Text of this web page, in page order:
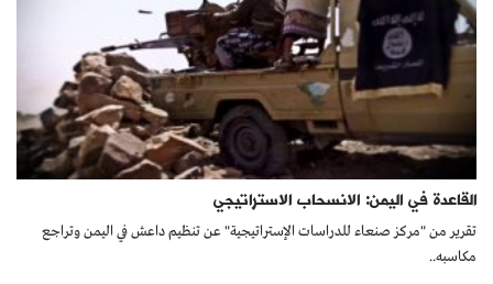
مواضيع
إفتتاحية
فكرة
دفاتر
بالصورة
كتّابنا
القاعدة في اليمن: الانسحاب الاستراتيجي
تقرير من "مركز صنعاء للدراسات الإستراتيجية" عن تنظيم داعش في اليمن وتراجع
مكاسبه..